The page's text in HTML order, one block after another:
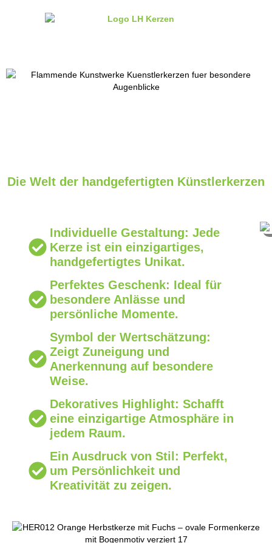
Die Welt der handgefertigten Künstlerkerzen
Individuelle Gestaltung: Jede
Kerze ist ein einzigartiges,
handgefertigtes Unikat.
Perfektes Geschenk: Ideal für
besondere Anlässe und
persönliche Momente.
Symbol der Wertschätzung:
Zeigt Zuneigung und
Anerkennung auf besondere
Weise.
Dekoratives Highlight: Schafft
eine einzigartige Atmosphäre in
jedem Raum.
Ein Ausdruck von Stil: Perfekt,
um Persönlichkeit und
Kreativität zu zeigen.